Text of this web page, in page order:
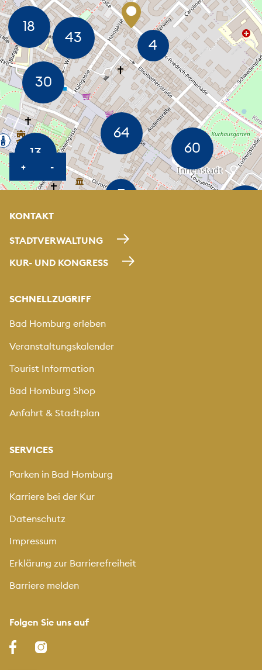
+KARTE HEREINZOOMEN
-KARTE HERAUSZOOMEN
KONTAKT
STADTVERWALTUNG
KUR- UND KONGRESS
SCHNELLZUGRIFF
Bad Homburg erleben
Veranstaltungskalender
Tourist Information
Bad Homburg Shop
Anfahrt & Stadtplan
SERVICES
Parken in Bad Homburg
Karriere bei der Kur
Datenschutz
Impressum
Erklärung zur Barrierefreiheit
Barriere melden
Folgen Sie uns auf